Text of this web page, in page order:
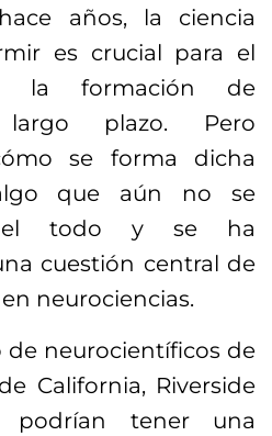
años, la ciencia
es crucial para el
la formación de
plazo. Pero
se forma dicha
que aún no se
del todo y se ha
cuestión central de
neurociencias.
neurocientíficos de
California, Riverside
podrían tener una